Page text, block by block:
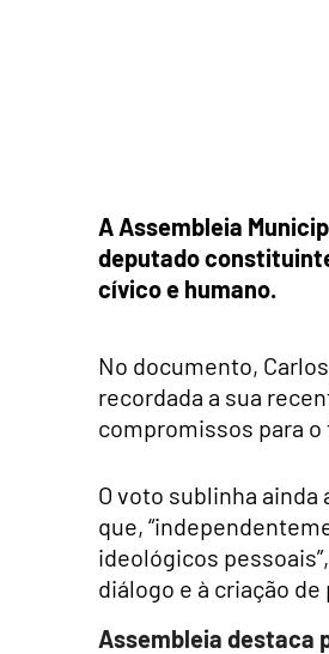
A Assembleia
deputado
cívico e humano.
No documento,
recordada a sua
compromissos para o
O voto sublinha
que,
ideológicos
diálogo e à criação de
Assembleia destaca